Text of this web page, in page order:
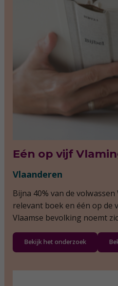
Eén op vijf
Vlaanderen
Bijna 40% van de
relevant boek en één op de
Vlaamse bevolking noemt
Bekijk het onderzoek